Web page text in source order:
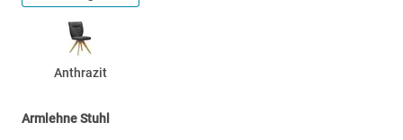
Anthrazit
Armlehne Stuhl